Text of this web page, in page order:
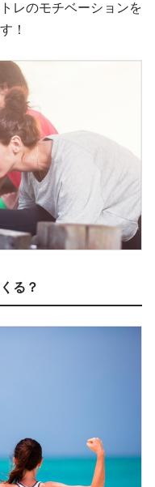
レのモチベーションを
！
る？